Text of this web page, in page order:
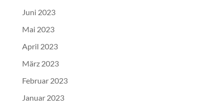
Juni 2023
Mai 2023
April 2023
März 2023
Februar 2023
Januar 2023